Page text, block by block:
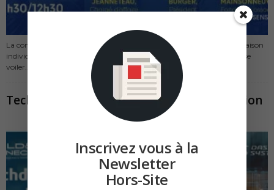
La construction modulaire est-elle une solution pertinente pour la maison
individuelle ? Ce n'est un secret pour personne et il serait illusoire de se
voiler...
Techday IA & Robotique dans la construction
Inscrivez vous à la
Newsletter
Hors-Site